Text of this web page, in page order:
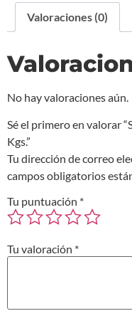
Valoraciones (0)
No hay valoraciones aún.
Sé el primero en valorar
Kgs.”
Tu dirección de correo
campos obligatorios
Tu puntuación *
Tu valoración *